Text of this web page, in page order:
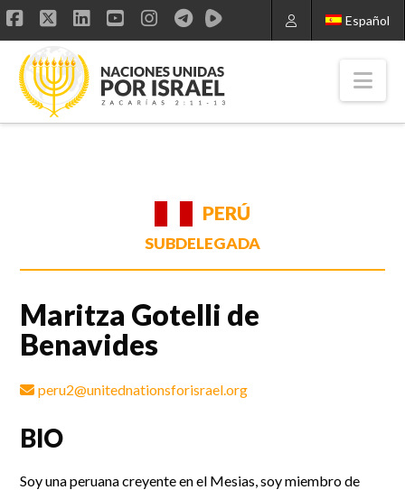
Español
Facebook
X LinkedIn
YouTube
Instagram
PERÚ
SUBDELEGADA
Maritza Gotelli de
Benavides
peru2@unitednationsforisrael.org
BIO
Soy una peruana creyente en el Mesias, soy miembro de